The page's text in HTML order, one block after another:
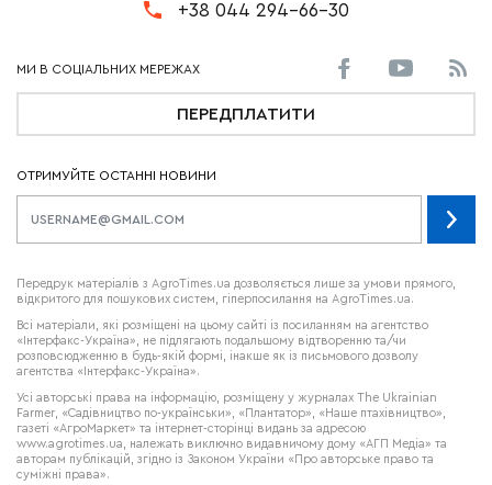
+38 044 294-66-30
ПЕРЕДПЛАТИТИ
ОТРИМУЙТЕ ОСТАННІ НОВИНИ
Передрук матеріалів з AgroTimes.ua дозволяється лише за умови прямого,
відкритого для пошукових систем, гіперпосилання на AgroTimes.ua.
Всі матеріали, які розміщені на цьому сайті із посиланням на агентство
«Інтерфакс-Україна», не підлягають подальшому відтворенню та/чи
розповсюдженню в будь-якій формі, інакше як із письмового дозволу
агентства «Інтерфакс-Україна».
Усі авторські права на інформацію, розміщену у журналах The Ukrainian
Farmer, «Садівництво по-українськи», «Плантатор», «Наше птахівництво»,
газеті «АгроМаркет» та інтернет-сторінці видань за адресою
www.agrotimes.ua, належать виключно видавничому дому «АГП Медіа» та
авторам публікацій, згідно із Законом України «Про авторське право та
суміжні права».